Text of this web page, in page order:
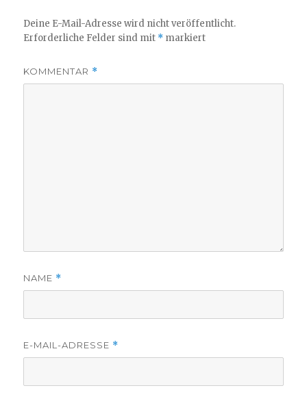
Deine E-Mail-Adresse wird nicht veröffentlicht.
Erforderliche Felder sind mit * markiert
KOMMENTAR *
NAME *
E-MAIL-ADRESSE *